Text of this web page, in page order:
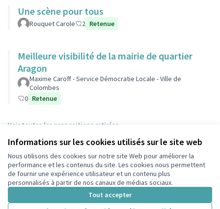
Informations sur les cookies utilisés sur le site web
Nous utilisons des cookies sur notre site Web pour améliorer la
performance et les contenus du site. Les cookies nous permettent
de fournir une expérience utilisateur et un contenu plus
personnalisés à partir de nos canaux de médias sociaux.
Tout accepter
Une scène pour tous
Rouquet Carole 2 Retenue
Meilleure visibilité de la mairie de quartier
Aragon
Maxime Caroff - Service Démocratie Locale - Ville de
Colombes
0 Retenue
Voir toutes les propositions retirées
Conditions d'utilisation
Paramètres des cookies
participons.colombes.fr sur Facebook
(Lien externe)